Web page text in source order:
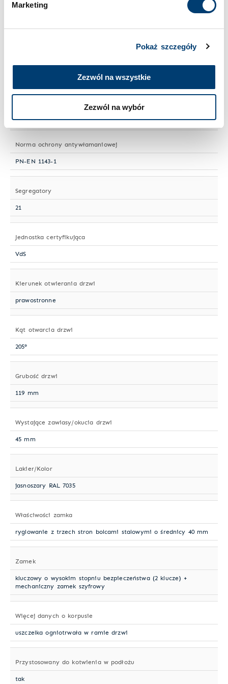
Marketing
Pokaż szczegóły
Zezwól na wszystkie
Zezwól na wybór
Wielkość sejfu
Norma ochrony antywłamaniowej
PN-EN 1143-1
Segregatory
21
Jednostka certyfikująca
VdS
Kierunek otwierania drzwi
prawostronne
Kąt otwarcia drzwi
205°
Grubość drzwi
119 mm
Wystające zawiasy/okucia drzwi
45 mm
Lakier/Kolor
jasnoszary RAL 7035
Właściwości zamka
ryglowanie z trzech stron bolcami stalowymi o średnicy 40 mm
Zamek
kluczowy o wysokim stopniu bezpieczeństwa (2 klucze) +
mechaniczny zamek szyfrowy
Więcej danych o korpusie
uszczelka ogniotrwała w ramie drzwi
Przystosowany do kotwienia w podłożu
tak